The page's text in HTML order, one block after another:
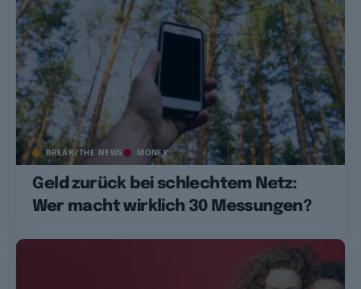
BREAK/THE NEWS MONEY
Geld zurück bei schlechtem Netz:
Wer macht wirklich 30 Messungen?